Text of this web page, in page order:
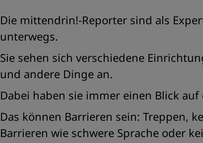
Die mittendrin!-Reporter sind als
unterwegs.
Sie sehen sich verschiedene
und andere Dinge an.
Dabei haben sie immer einen Blick
Das können Barrieren sein: Treppen,
Barrieren wie schwere Sprache oder